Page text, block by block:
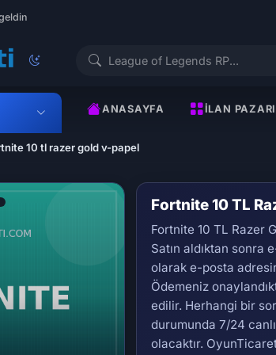
ANASAYFA İLAN PAZARI
10 tl razer gold v-papel
Fortnite 10 TL
Fortnite 10 TL Razer
Satın aldıktan sonra
olarak e-posta
Ödemeniz
edilir. Herhangi bir
durumunda 7/24
olacaktır.